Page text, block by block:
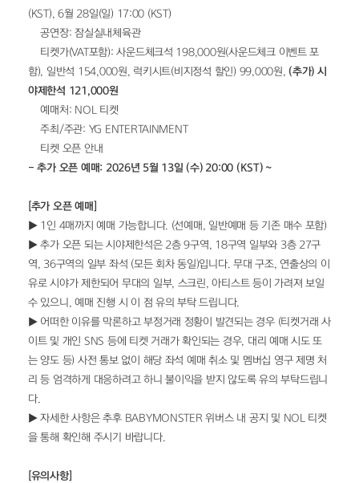
(KST), 6월 28일(일) 17:00 (KST)
• 공연장: 잠실실내체육관
• 티켓가(VAT포함): 사운드체크석 198,000원(사운드체크 이벤트 포
함), 일반석 154,000원, 럭키시트(비지정석 할인) 99,000원, (추가) 시
야제한석 121,000원
• 예매처: NOL 티켓
• 주최/주관: YG ENTERTAINMENT
• 티켓 오픈 안내
- 추가 오픈 예매: 2026년 5월 13일 (수) 20:00 (KST) ~
[추가 오픈 예매]
▶ 1인 4매까지 예매 가능합니다. (선예매, 일반예매 등 기존 매수 포함)
▶ 추가 오픈 되는 시야제한석은 2층 9구역, 18구역 일부와 3층 27구
역, 36구역의 일부 좌석 (모든 회차 동일)입니다. 무대 구조, 연출상의 이
유로 시야가 제한되어 무대의 일부, 스크린, 아티스트 등이 가려져 보일
수 있으니, 예매 진행 시 이 점 유의 부탁 드립니다.
▶ 어떠한 이유를 막론하고 부정거래 정황이 발견되는 경우 (티켓거래 사
이트 및 개인 SNS 등에 티켓 거래가 확인되는 경우, 대리 예매 시도 또
는 양도 등) 사전 통보 없이 해당 좌석 예매 취소 및 멤버십 영구 제명 처
리 등 엄격하게 대응하려고 하니 불이익을 받지 않도록 유의 부탁드립니
다.
▶ 자세한 사항은 추후 BABYMONSTER 위버스 내 공지 및 NOL 티켓
을 통해 확인해 주시기 바랍니다.
[유의사항]